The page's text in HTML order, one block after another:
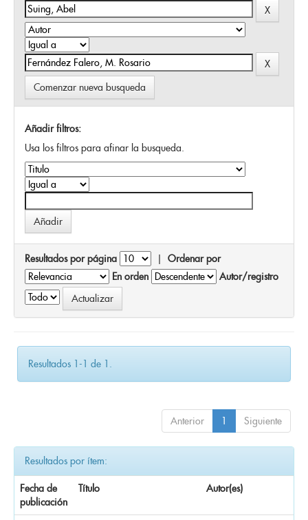
Comenzar nueva busqueda
Añadir filtros:
Usa los filtros para afinar la busqueda.
Resultados por página | Ordenar por
En orden
Autor/registro
Resultados 1-1 de 1.
Anterior 1 Siguiente
Resultados por ítem:
Fecha de
publicación
Título Autor(es)